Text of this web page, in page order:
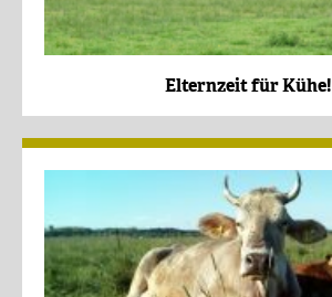
Elternzeit für Kühe!